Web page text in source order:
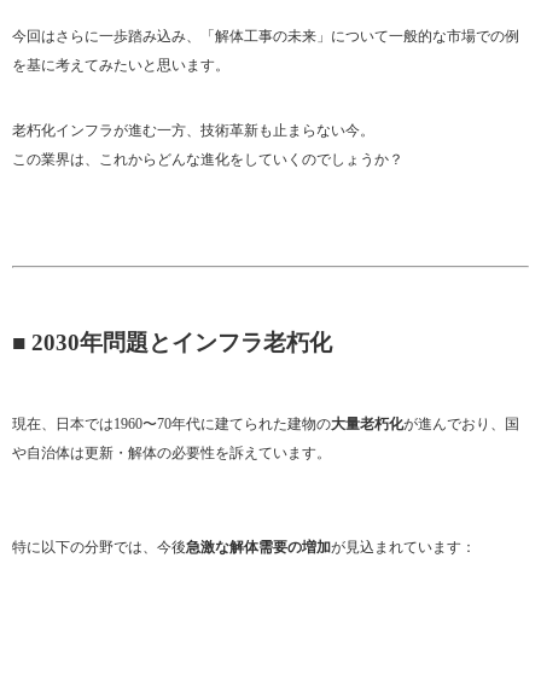
今回はさらに一歩踏み込み、「解体工事の未来」について一般的な市場での例
を基に考えてみたいと思います。
老朽化インフラが進む一方、技術革新も止まらない今。
この業界は、これからどんな進化をしていくのでしょうか？
■ 2030年問題とインフラ老朽化
現在、日本では1960〜70年代に建てられた建物の大量老朽化が進んでおり、国
や自治体は更新・解体の必要性を訴えています。
特に以下の分野では、今後急激な解体需要の増加が見込まれています：